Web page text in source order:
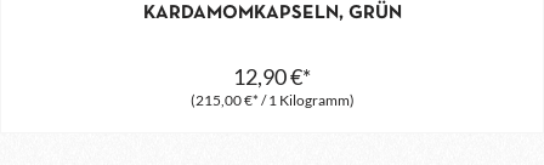
KARDAMOMKAPSELN, GRÜN
(215,00 €* / 1 Kilogramm)
12,90 €*